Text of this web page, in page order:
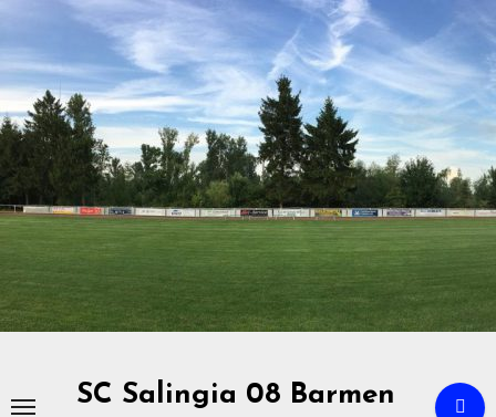
Zu
Inhalten
springen
SC Salingia 08 Barmen